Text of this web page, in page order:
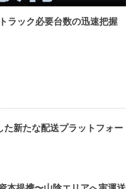
ラック必要台数の迅速把握
新たな配送プラットフォー